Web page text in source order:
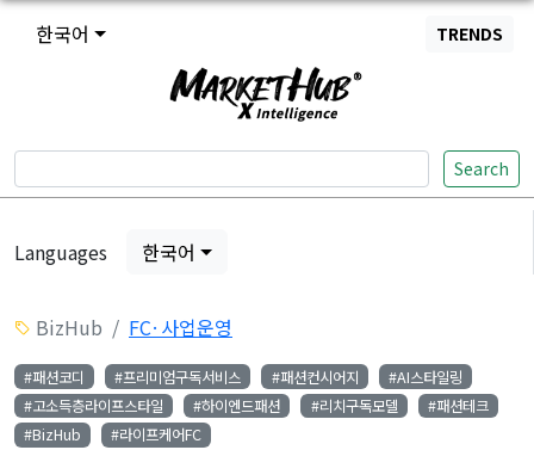
한국어 TRENDS
Search
Languages 한국어
BizHub FC·사업운영
#패션코디 #프리미엄구독서비스 #패션컨시어지
#AI스타일링
#고소득층라이프스타일
#하이엔드패션 #리치구독모델
#패션테크
#BizHub
#라이프케어FC